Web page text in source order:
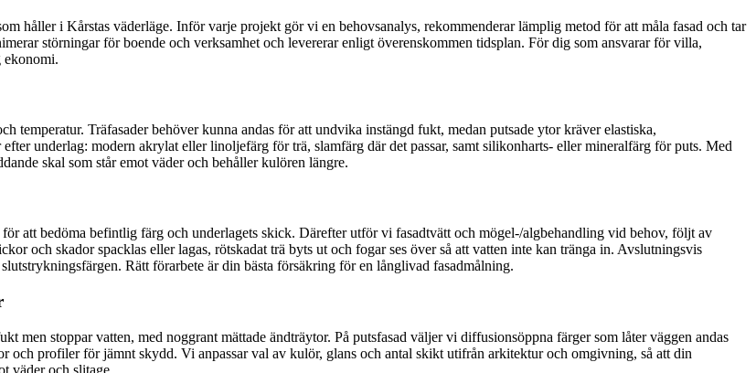
håller i Kårstas väderläge. Inför varje projekt gör vi en behovsanalys, rekommenderar lämplig metod för att måla fasad och tar
störningar för boende och verksamhet och levererar enligt överenskommen tidsplan. För dig som ansvarar för villa,
ekonomi.
Träfasader behöver kunna andas för att undvika instängd fukt, medan putsade ytor kräver elastiska,
underlag: modern akrylat eller linoljefärg för trä, slamfärg där det passar, samt silikonharts- eller mineralfärg för puts. Med
skal som står emot väder och behåller kulören längre.
att bedöma befintlig färg och underlagets skick. Därefter utför vi fasadtvätt och mögel-/algbehandling vid behov, följt av
och skador spacklas eller lagas, rötskadat trä byts ut och fogar ses över så att vatten inte kan tränga in. Avslutningsvis
Rätt förarbete är din bästa försäkring för en långlivad fasadmålning.
men stoppar vatten, med noggrant mättade ändträytor. På putsfasad väljer vi diffusionsöppna färger som låter väggen andas
och profiler för jämnt skydd. Vi anpassar val av kulör, glans och antal skikt utifrån arkitektur och omgivning, så att din
väder och slitage.